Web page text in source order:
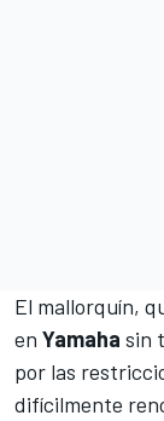
El mallorquín,
en Yamaha sin
por las
difícilmente